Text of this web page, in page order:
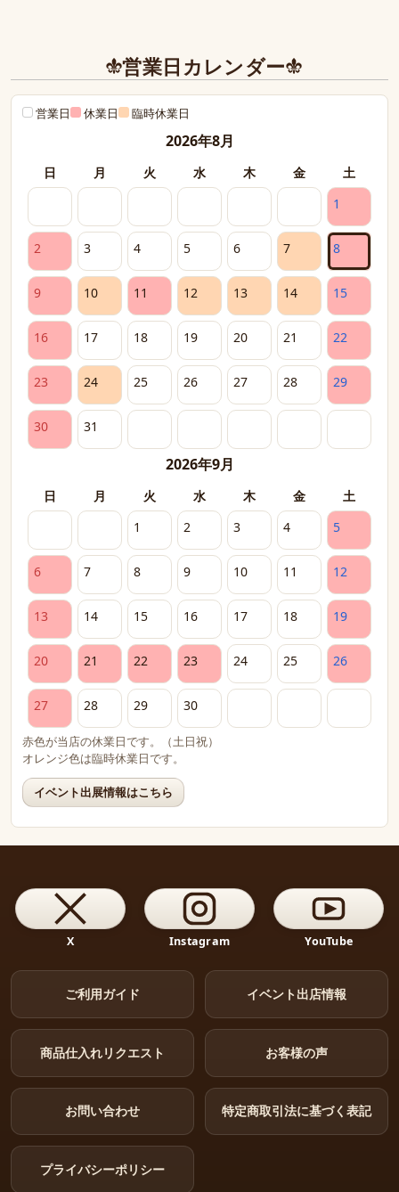
本当にありがとうございました。
営業日カレンダー
営業日 休業日 臨時休業日
2026年8月
日 月 火 水 木 金
土
1
2 3 4 5 6 7 8
9 10 11 12 13 14 15
16 17 18 19 20 21 22
23 24 25 26 27 28 29
30 31
2026年9月
日 月 火 水 木 金
土
1
2 3 4 5
6 7 8 9 10 11 12
13 14 15 16 17 18 19
20 21 22 23 24 25 26
27 28 29 30
赤色が当店の休業日です。（土日祝）
オレンジ色は臨時休業日です。
イベント出展情報はこちら
X Instagram YouTube
ご利用ガイド イベント出店情報
商品仕入れリクエスト お客様の声
お問い合わせ 特定商取引法に基づく表記
プライバシーポリシー